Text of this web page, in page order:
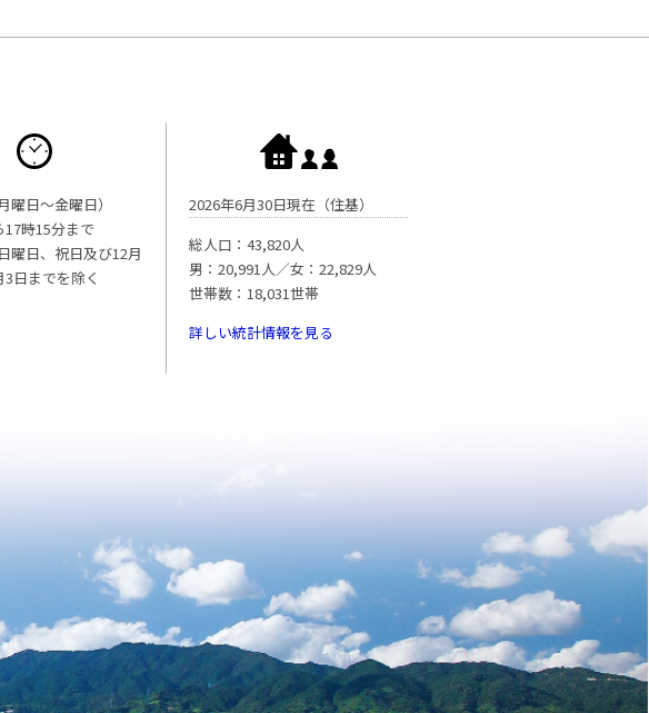
曜日〜金曜日）
時15分まで
曜日、祝日及び12月
日までを除く
2026年6月30日現在（住基）
総人口：43,820人
男：20,991人／女：22,829人
世帯数：18,031世帯
詳しい統計情報を見る